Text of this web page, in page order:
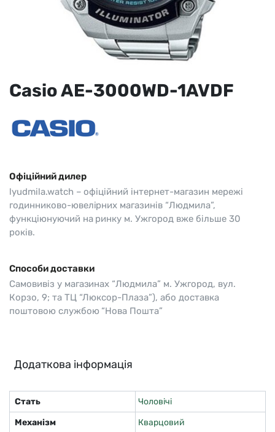
Casio AE-3000WD-1AVDF
Офіційний дилер
lyudmila.watch – офіційний інтернет-магазин мережі
годинниково-ювелірних магазинів “Людмила”,
функціюнуючий на ринку м. Ужгород вже більше 30
років.
Способи доставки
Самовивіз у магазинах “Людмила” м. Ужгород, вул.
Корзо, 9; та ТЦ “Люксор-Плаза”), або доставка
поштовою службою “Нова Пошта”
Додаткова інформація
Стать
Чоловічі
Механізм
Кварцовий